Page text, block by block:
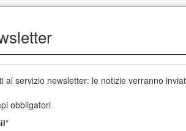
version
di innovazione del Friuli Venezia Giulia
al servizio newsletter: le notizie verranno
obbligatori